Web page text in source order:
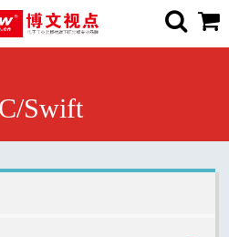
Swift